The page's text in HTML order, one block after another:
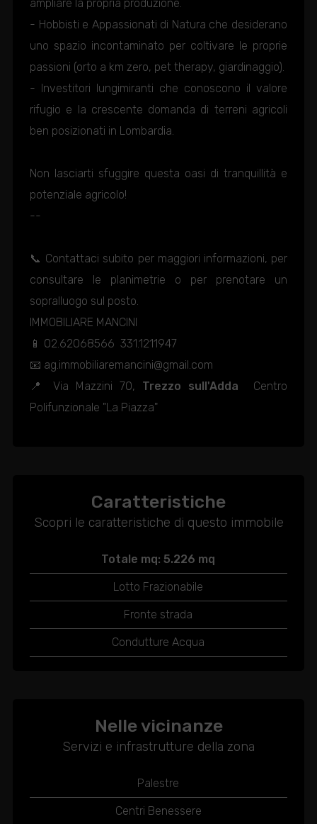
ampliare la propria produzione.
- Hobbisti e Appassionati di Natura che desiderano
uno spazio incontaminato per coltivare le proprie
passioni (orto a km zero, pet therapy, giardinaggio).
- Investitori lungimiranti che conoscono il valore
rifugio e la crescente domanda di terreni agricoli
ben posizionati in Lombardia.
Non lasciarti sfuggire questa oasi di tranquillità e
potenziale agricolo!
--
📞 Contattaci subito per maggiori informazioni, per
consultare le planimetrie o per prenotare un
sopralluogo sul posto.
IMMOBILIARE MANCINI
📱 02.62068566  331.1211947
📧 ag.immobiliaremancini@gmail.com
📍 Via Mazzini 70, Trezzo sull'Adda  Centro
Polifunzionale "La Piazza"
Caratteristiche
Scopri le caratteristiche di questo immobile
Totale mq: 5.226 mq
Lotto Frazionabile
Fronte strada
Condutture Acqua
Nelle vicinanze
Servizi e infrastrutture della zona
Palestre
Centri Benessere